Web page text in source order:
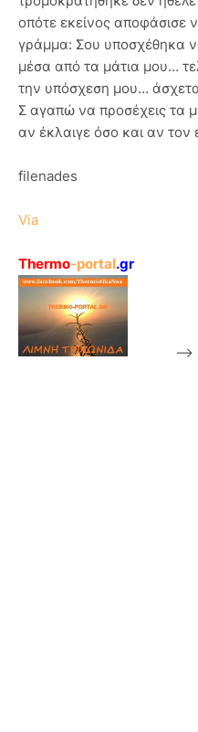
οπότε εκείνος αποφάσισε
γράμμα: Σου υποσχέθηκα
μέσα από τα μάτια μου…
την υπόσχεση μου…
Σ αγαπώ να προσέχεις τα
αν έκλαιγε όσο και αν
filenades
Via
Thermo-portal.gr
-->